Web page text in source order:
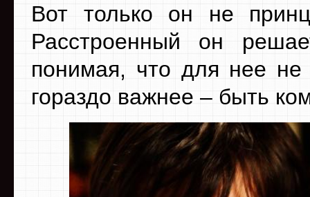
Вот только он не
Расстроенный он
понимая, что для нее не
гораздо важнее – быть